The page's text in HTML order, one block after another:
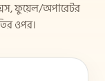
ফুয়েল/অপারেটর
ওপর।